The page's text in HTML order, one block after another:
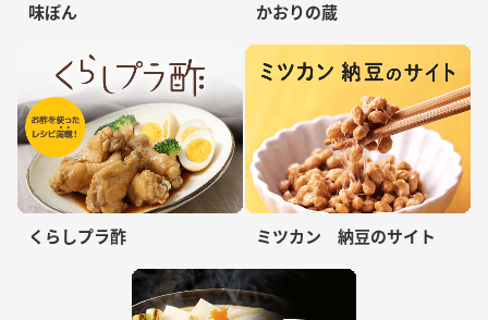
味ぽん かおりの蔵
くらしプラ酢 ミツカン 納豆のサイト